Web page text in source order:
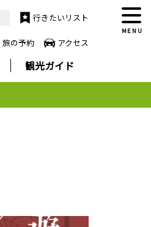
MENU
旅の予約 アクセス
行きたいリスト
観光ガイド